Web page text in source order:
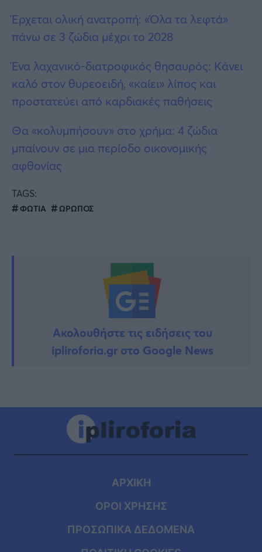
Έρχεται ολική ανατροπή: «Όλα τα λεφτά»
πάνω σε 3 ζώδια μέχρι το 2028
Ένα λαχανικό-διατροφικός θησαυρός: Kάνει
καλό στον θυρεοειδή, «καίει» λίπoς και
προστατεύει από καρδιακές παθήσεις
Θα «κολυμπήσουν» στο χρήμα: 4 ζώδια
μπαίνουν σε μια περίοδο οικονομικής
αφθονίας
TAGS:
ΦΩΤΙΑ ΩΡΩΠΟΣ
Ακολουθήστε τις ειδήσεις του
ipliroforia.gr στο Google News
ΑΡΧΙΚΗ
ΟΡΟΙ ΧΡΗΣΗΣ
ΠΡΟΣΩΠΙΚΑ ΔΕΔΟΜΕΝΑ